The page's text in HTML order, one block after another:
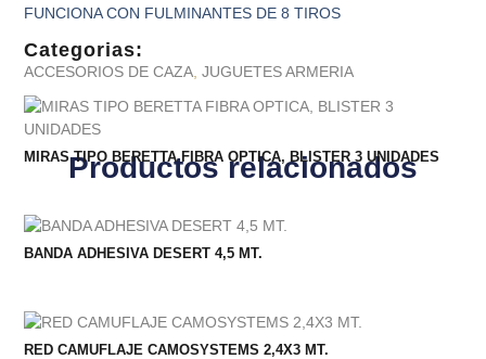
FUNCIONA CON FULMINANTES DE 8 TIROS
Categorias:
ACCESORIOS DE CAZA,JUGUETES ARMERIA
Productos relacionados
MIRAS TIPO BERETTA FIBRA OPTICA, BLISTER 3 UNIDADES
BANDA ADHESIVA DESERT 4,5 MT.
RED CAMUFLAJE CAMOSYSTEMS 2,4X3 MT.